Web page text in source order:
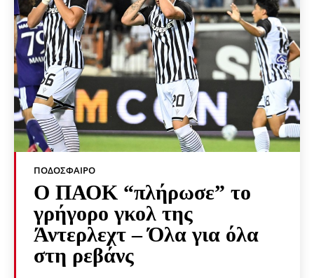
ΠΟΔΌΣΦΑΙΡΟ
Ο ΠΑΟΚ “πλήρωσε” το
γρήγορο γκολ της
Άντερλεχτ – Όλα για όλα
στη ρεβάνς